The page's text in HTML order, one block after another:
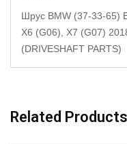
Шрус BMW (37-33-65)
X6 (G06), X7 (G07)
(DRIVESHAFT PARTS)
Related Products